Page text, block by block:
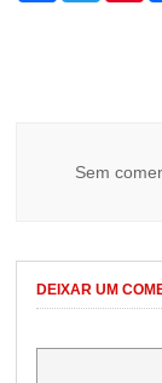
Sem
DEIXAR UM